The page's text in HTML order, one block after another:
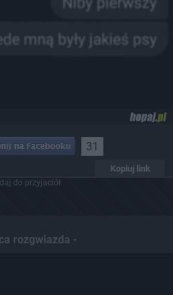
31
Kopiuj link
do przyjaciół
rozgwiazda -